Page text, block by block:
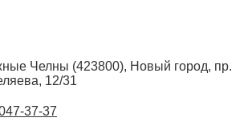
Челны (423800), Новый город, пр.
12/31
37-37